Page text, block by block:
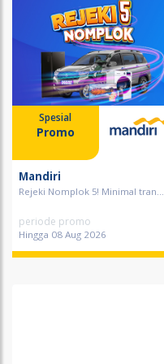
Spesial
Promo
Mandiri
Rejeki Nomplok 5! Minimal tran...
periode promo
Hingga 08 Aug 2026